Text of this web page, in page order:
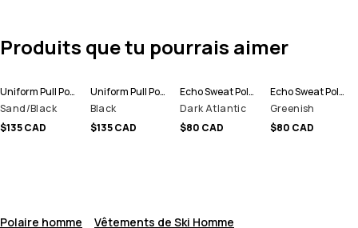
Produits que tu pourrais aimer
Uniform Pull Polaire Homme
Sand/Black
$135 CAD
Uniform Pull Polaire Homme
Black
$135 CAD
Echo Sweat Polaire Homme
Dark Atlantic
$80 CAD
Echo Sweat Polaire Homme
Greenish
$80 CAD
Polaire homme
Vêtements de Ski Homme